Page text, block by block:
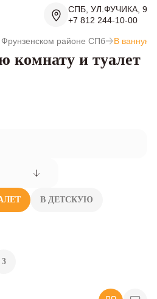
СПБ, УЛ.ФУЧИКА, 9
+7 812 244-10-00
Фрунзенском районе СПб В ванную
комнату и туалет
В ДЕТСКУЮ
3